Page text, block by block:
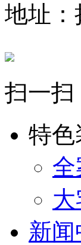
地址：
扫一扫
特色
全
新